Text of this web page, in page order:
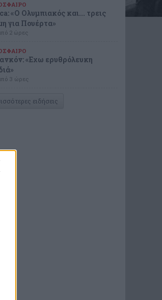
«Ο Ολυμπιακός και... τρεις
για Πουέρτα»
2 ώρες
«Εχω ερυθρόλευκη
3 ώρες
ειδήσεις